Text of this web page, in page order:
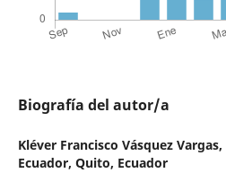
Biografía del autor/a
Kléver Francisco Vásquez Vargas,
Ecuador, Quito, Ecuador